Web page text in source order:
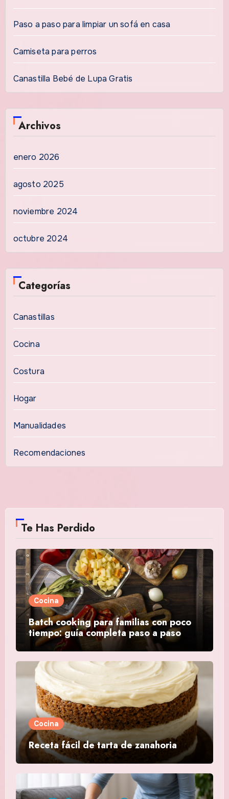
Paso a paso para limpiar un sofá en casa
Camiseta para perros
Canastilla Bebé de Lupa Gratis
Archivos
enero 2026
agosto 2025
noviembre 2024
octubre 2024
Categorías
Canastillas
Cocina
Costura
Hogar
Manualidades
Recomendaciones
Te Has Perdido
Cocina
Batch cooking para familias con poco
tiempo: guía completa paso a paso
Cocina
Receta fácil de tarta de zanahoria